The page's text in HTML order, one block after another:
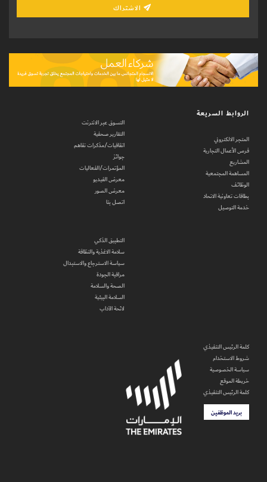
الروابط السريعة
المتجر الالكتروني
فرص الأعمال التجارية
المشاريع
المساهمة المجتمعية
الوظائف
بطاقات تعاونية الاتحاد
خدمة التوصيل
التسوق عبر الانترنت
التقارير صحفية
اتفاقيات/مذكرات تفاهم
جوائز
المؤتمرات/الفعاليات
معرض الفيديو
معرض الصور
اتصل بنا
التطبيق الذكي
سلامة الاغذية والنظافة
سياسة الاسترجاع والاستبدال
مراقبة الجودة
الصحة والسلامة
السلامة البيئية
لائحة الآداب
كلمة الرئيس التنفيذي
شروط الاستخدام
سياسة الخصوصية
خريطة الموقع
كلمة الرئيس التنفيذي
بريد الموظفين